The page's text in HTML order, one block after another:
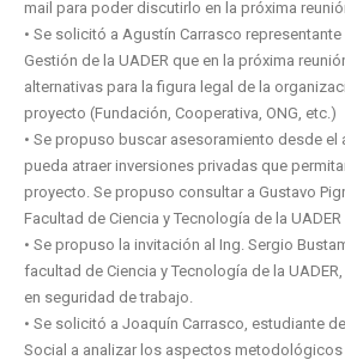
mail para poder discutirlo en la próxima
• Se solicitó a Agustín Carrasco
Gestión de la UADER que en la próxima
alternativas para la figura legal de la
proyecto (Fundación, Cooperativa, ONG, etc.)
• Se propuso buscar asesoramiento desde
pueda atraer inversiones privadas que
proyecto. Se propuso consultar a Gustavo
Facultad de Ciencia y Tecnología de la UADER
• Se propuso la invitación al Ing. Sergio
facultad de Ciencia y Tecnología de la
en seguridad de trabajo.
• Se solicitó a Joaquín Carrasco, estudiante
Social a analizar los aspectos metodológicos